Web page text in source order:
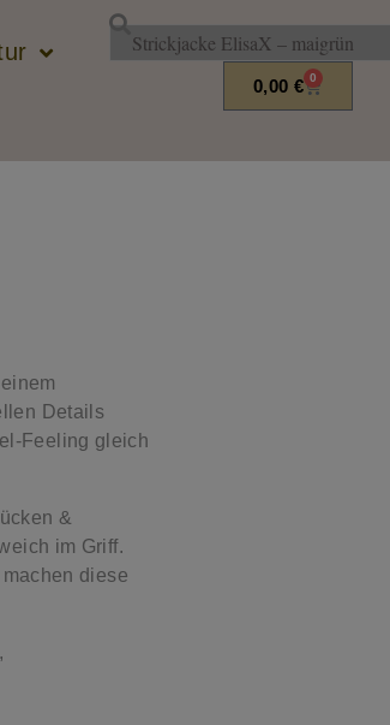
0,00 € 0
Details
Feeling gleich
&
im Griff.
diese